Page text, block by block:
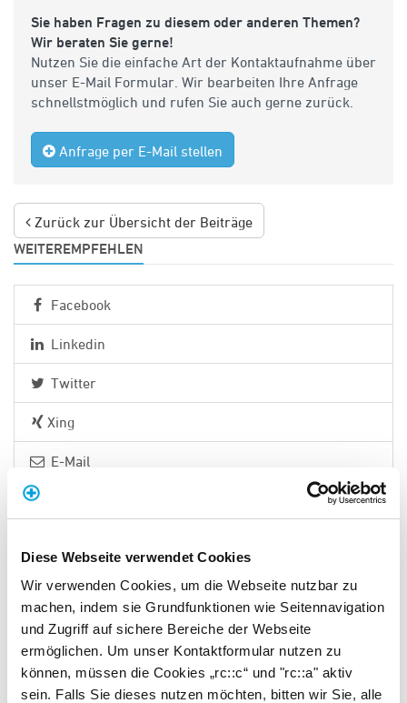
Diese Webseite verwendet Cookies
Wir verwenden Cookies, um die Webseite nutzbar zu
machen, indem sie Grundfunktionen wie Seitennavigation
und Zugriff auf sichere Bereiche der Webseite
ermöglichen. Um unser Kontaktformular nutzen zu
können, müssen die Cookies „rc::c“ und "rc::a" aktiv
sein. Falls Sie dieses nutzen möchten, bitten wir Sie, alle
Sie haben Fragen zu diesem oder anderen Themen?
Wir beraten Sie gerne!
Nutzen Sie die einfache Art der Kontaktaufnahme über
unser E-Mail Formular. Wir bearbeiten Ihre Anfrage
schnellstmöglich und rufen Sie auch gerne zurück.
Anfrage per E-Mail stellen
Zurück zur Übersicht der Beiträge
WEITEREMPFEHLEN
Facebook
Linkedin
Twitter
Xing
E-Mail
ÜBER DEN AUTOR
Unternehmerwerte Stb GmbH
T +49 (0) 8341 – 20 21
E-Mail schreiben